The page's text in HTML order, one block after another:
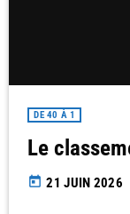
DE 40 À 1
Le
today 21 JUIN 2026